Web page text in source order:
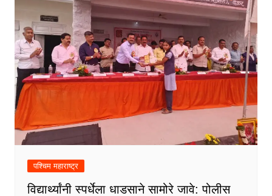
पश्चिम महाराष्ट्र
विद्यार्थ्यांनी स्पर्धेला धाडसाने सामोरे जावे: पोलीस